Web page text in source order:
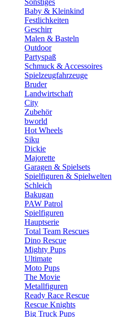
Sonstiges
Baby & Kleinkind
Festlichkeiten
Geschirr
Malen & Basteln
Outdoor
Partyspaß
Schmuck & Accessoires
Spielzeugfahrzeuge
Bruder
Landwirtschaft
City
Zubehör
bworld
Hot Wheels
Siku
Dickie
Majorette
Garagen & Spielsets
Spielfiguren & Spielwelten
Schleich
Bakugan
PAW Patrol
Spielfiguren
Hauptserie
Total Team Rescues
Dino Rescue
Mighty Pups
Ultimate
Moto Pups
The Movie
Metallfiguren
Ready Race Rescue
Rescue Knights
Big Truck Pups